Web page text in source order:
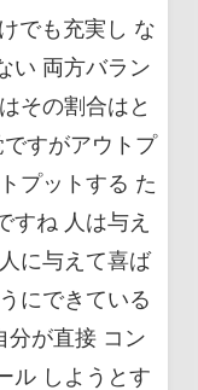
でも充実し な
い 両方バラン
その割合はと
すがアウトプ
プットする た
すね 人は与え
に与えて喜ば
にできている
分が直接 コン
ル しようとす